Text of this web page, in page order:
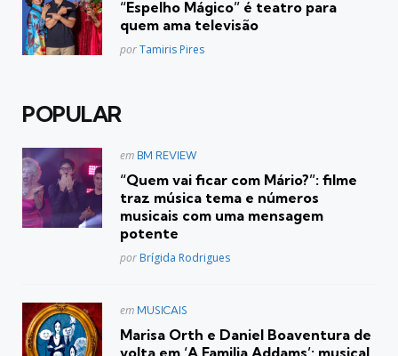
“Espelho Mágico” é teatro para
quem ama televisão
Posted
porTamiris Pires
POPULAR
Postado
em BM REVIEW
“Quem vai ficar com Mário?”: filme
traz música tema e números
musicais com uma mensagem
potente
Posted
por Brígida Rodrigues
Postado
em MUSICAIS
Marisa Orth e Daniel Boaventura de